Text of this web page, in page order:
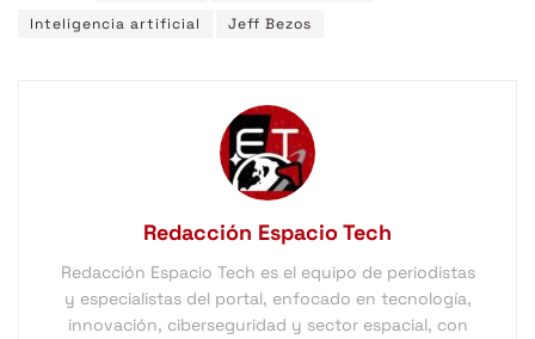
Inteligencia artificial
Jeff Bezos
Redacción Espacio Tech
Redacción Espacio Tech es el equipo de periodistas
y especialistas del portal, enfocado en tecnología,
innovación, ciberseguridad y sector espacial, con